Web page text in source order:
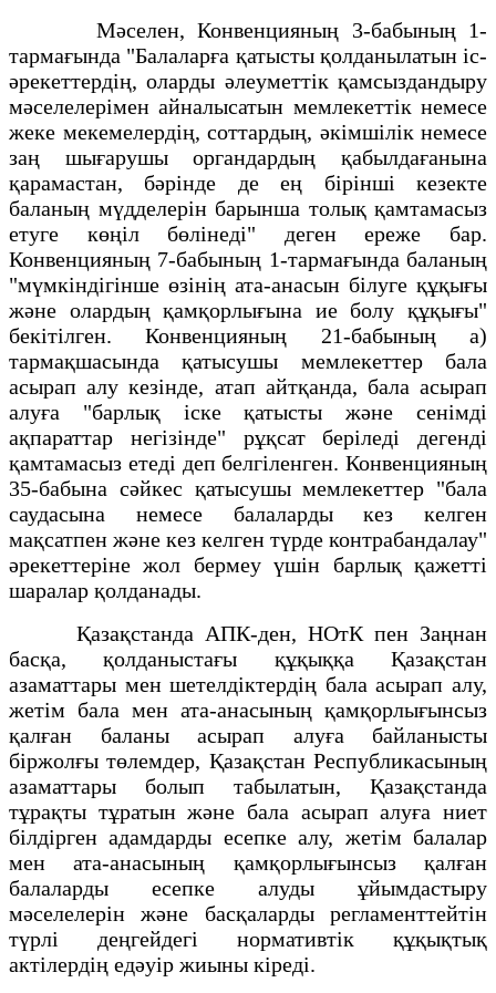
Мәселен, Конвенцияның 3-бабының 1-
тармағында "Балаларға қатысты қолданылатын іс-
әрекеттердің, оларды әлеуметтік қамсыздандыру
мәселелерімен айналысатын мемлекеттік немесе
жеке мекемелердің, соттардың, әкімшілік немесе
заң шығарушы органдардың қабылдағанына
қарамастан, бәрінде де ең бірінші кезекте
баланың мүдделерін барынша толық қамтамасыз
етуге көңіл бөлінеді" деген ереже бар.
Конвенцияның 7-бабының 1-тармағында баланың
"мүмкіндігінше өзінің ата-анасын білуге құқығы
және олардың қамқорлығына ие болу құқығы"
бекітілген. Конвенцияның 21-бабының а)
тармақшасында қатысушы мемлекеттер бала
асырап алу кезінде, атап айтқанда, бала асырап
алуға "барлық іске қатысты және сенімді
ақпараттар негізінде" рұқсат беріледі дегенді
қамтамасыз етеді деп белгіленген. Конвенцияның
35-бабына сәйкес қатысушы мемлекеттер "бала
саудасына немесе балаларды кез келген
мақсатпен және кез келген түрде контрабандалау"
әрекеттеріне жол бермеу үшін барлық қажетті
шаралар қолданады.
Қазақстанда АПК-ден, НОтК пен Заңнан
басқа, қолданыстағы құқыққа Қазақстан
азаматтары мен шетелдіктердің бала асырап алу,
жетім бала мен ата-анасының қамқорлығынсыз
қалған баланы асырап алуға байланысты
біржолғы төлемдер, Қазақстан Республикасының
азаматтары болып табылатын, Қазақстанда
тұрақты тұратын және бала асырап алуға ниет
білдірген адамдарды есепке алу, жетім балалар
мен ата-анасының қамқорлығынсыз қалған
балаларды есепке алуды ұйымдастыру
мәселелерін және басқаларды регламенттейтін
түрлі деңгейдегі нормативтік құқықтық
актілердің едәуір жиыны кіреді.